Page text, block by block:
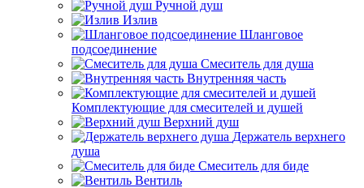
Ручной душ
Излив
Шланговое
подсоединение
Смеситель для душа
Внутренняя часть
Комплектующие для смесителей и душей
Верхний душ
Держатель верхнего
душа
Смеситель для биде
Вентиль